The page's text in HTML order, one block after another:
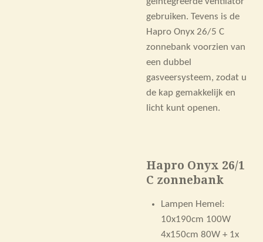
gebruiken. Tevens is de
Hapro Onyx 26/5 C
zonnebank voorzien van
een dubbel
gasveersysteem, zodat u
de kap gemakkelijk en
licht kunt openen.
Hapro Onyx 26/1
C zonnebank
Lampen Hemel:
10x190cm 100W
4x150cm 80W + 1x